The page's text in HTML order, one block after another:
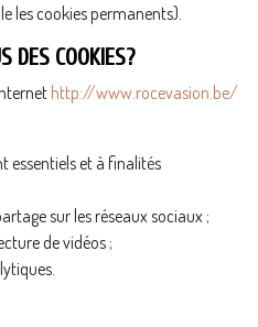
les cookies permanents).
DES COOKIES?
http://www.rocevasion.be/
essentiels et à finalités
sur les réseaux sociaux ;
de vidéos ;